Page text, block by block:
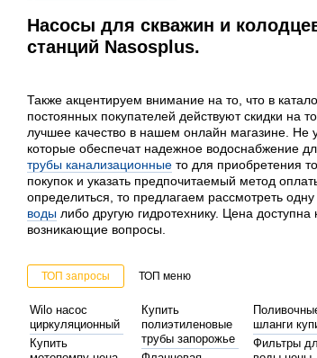
Насосы для скважин и
станций Nasosplus.
Также акцентируем внимание на то, что в
постоянных покупателей действуют скидки на
лучшее качество в нашем онлайн магазине.
которые обеспечат надежное водоснабжение
трубы канализационные то для приобретения
покупок и указать предпочитаемый метод
определиться, то предлагаем рассмотреть
воды либо другую гидротехнику. Цена
возникающие вопросы.
ТОП запросы ТОП меню
Wilo насос
циркуляционный
Купить
Купить
полиэтиленовые
трубы запорожье
шланги
Фильтры